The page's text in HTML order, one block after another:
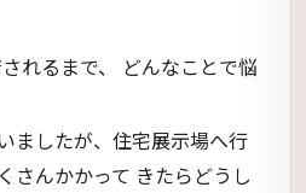
れるまで、 どんなことで悩
ましたが、住宅展示場へ行
さんかかって きたらどうし